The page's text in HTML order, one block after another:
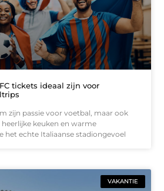
tickets ideaal zijn voor
zijn passie voor voetbal, maar ook
keuken en warme
het echte Italiaanse stadiongevoel
VAKANTIE